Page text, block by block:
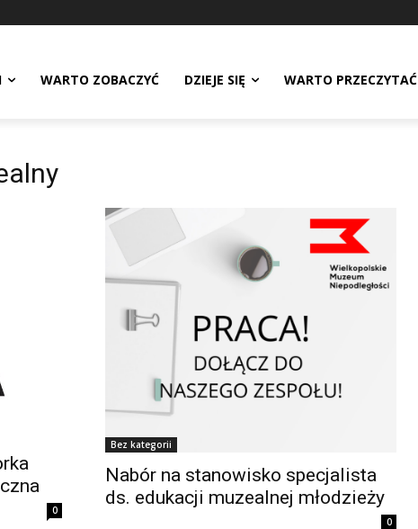
WARTO ZOBACZYĆ DZIEJE SIĘ WARTO PRZECZYTAĆ
0
Bez kategorii
Nabór na stanowisko specjalista
ds. edukacji muzealnej młodzieży
0